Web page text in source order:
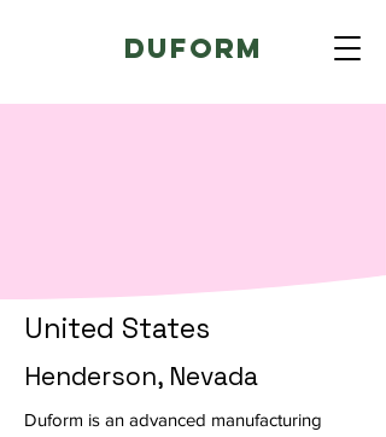
Duform
United States
Henderson, Nevada
Duform is an advanced manufacturing